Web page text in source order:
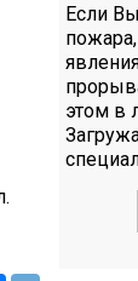
Если
этом в